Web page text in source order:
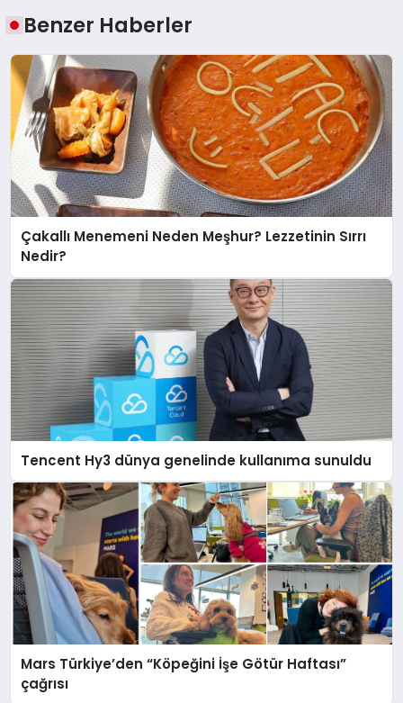
Benzer Haberler
Çakallı Menemeni Neden Meşhur? Lezzetinin Sırrı
Nedir?
Tencent Hy3 dünya genelinde kullanıma sunuldu
Mars Türkiye’den “Köpeğini İşe Götür Haftası”
çağrısı